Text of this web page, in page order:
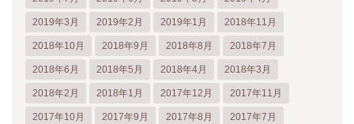
2019年3月 2019年2月 2019年1月 2018年11月
2018年10月 2018年9月 2018年8月 2018年7月
2018年6月 2018年5月 2018年4月 2018年3月
2018年2月 2018年1月 2017年12月 2017年11月
2017年10月 2017年9月 2017年8月 2017年7月